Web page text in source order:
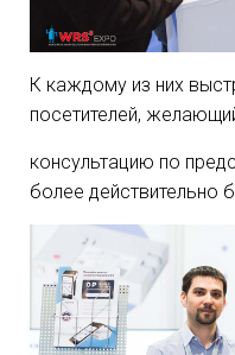
К каждому из них
посетителей,
консультацию по
более действительно